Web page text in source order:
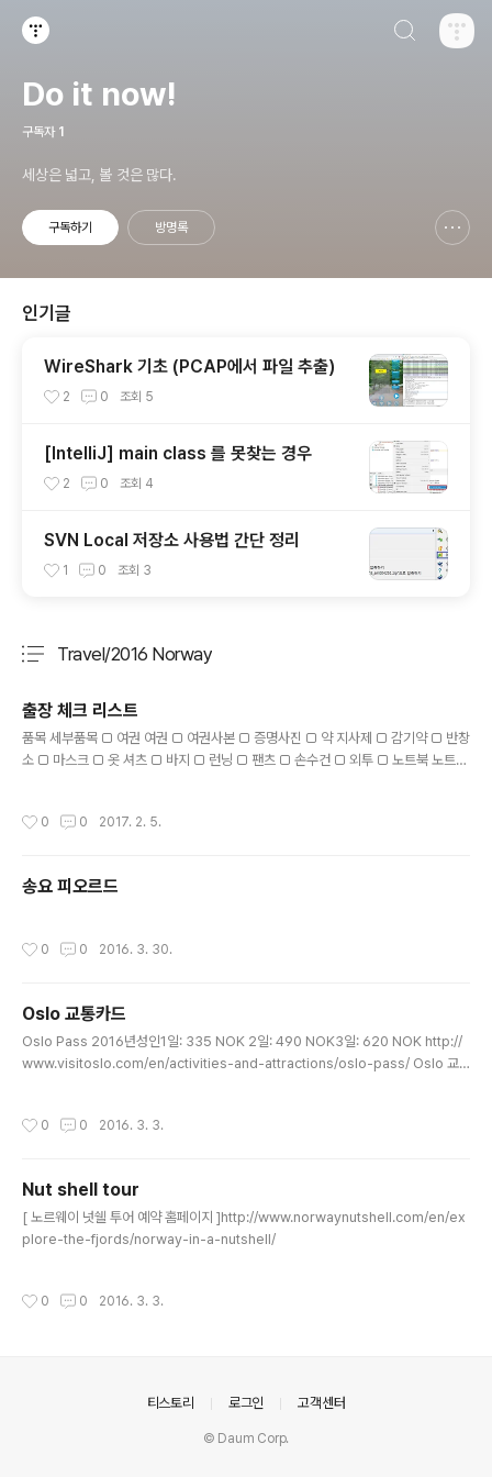
Do it now!
구독자 1
세상은 넓고, 볼 것은 많다.
구독하기 방명록
인기글
WireShark 기초 (PCAP에서 파일 추출)
2 0 조회 5
[IntelliJ] main class 를 못찾는 경우
2 0 조회 4
SVN Local 저장소 사용법 간단 정리
1 0 조회 3
Travel/2016 Norway
출장 체크 리스트
품목 세부품목 □ 여권 여권 □ 여권사본 □ 증명사진 □ 약 지사제 □ 감기약 □ 반창
소 □ 마스크 □ 옷 셔츠 □ 바지 □ 런닝 □ 팬츠 □ 손수건 □ 외투 □ 노트북 노트북
0 0 2017. 2. 5.
송요 피오르드
0 0 2016. 3. 30.
Oslo 교통카드
Oslo Pass 2016년성인1일: 335 NOK 2일: 490 NOK3일: 620 NOK http://
www.visitoslo.com/en/activities-and-attractions/oslo-pass/ Oslo 교
ttp://www.visitoslo.com/en/product/?TLp=182075
0 0 2016. 3. 3.
Nut shell tour
[ 노르웨이 넛쉘 투어 예약 홈페이지 ]http://www.norwaynutshell.com/en/ex
plore-the-fjords/norway-in-a-nutshell/
0 0 2016. 3. 3.
티스토리 로그인 고객센터
© Daum Corp.